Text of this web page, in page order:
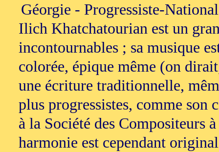
Géorgie - Progressiste-
Ilich Khatchatourian est un
incontournables ; sa musique
colorée, épique même (on
une écriture traditionnelle,
plus progressistes, comme
à la Société des Compositeurs
harmonie est cependant